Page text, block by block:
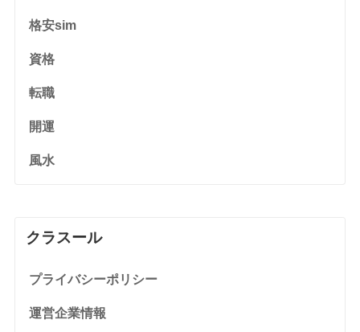
格安sim
資格
転職
開運
風水
クラスール
プライバシーポリシー
運営企業情報